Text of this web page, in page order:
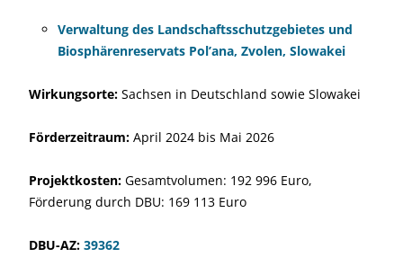
Verwaltung des Landschaftsschutzgebietes und
Biosphärenreservats Pol’ana, Zvolen, Slowakei
Wirkungsorte: Sachsen in Deutschland sowie Slowakei
Förderzeitraum: April 2024 bis Mai 2026
Projektkosten: Gesamtvolumen: 192 996 Euro,
Förderung durch DBU: 169 113 Euro
DBU-AZ: 39362